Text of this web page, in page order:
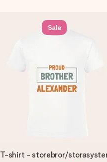
Sale
T-shirt - storebror/